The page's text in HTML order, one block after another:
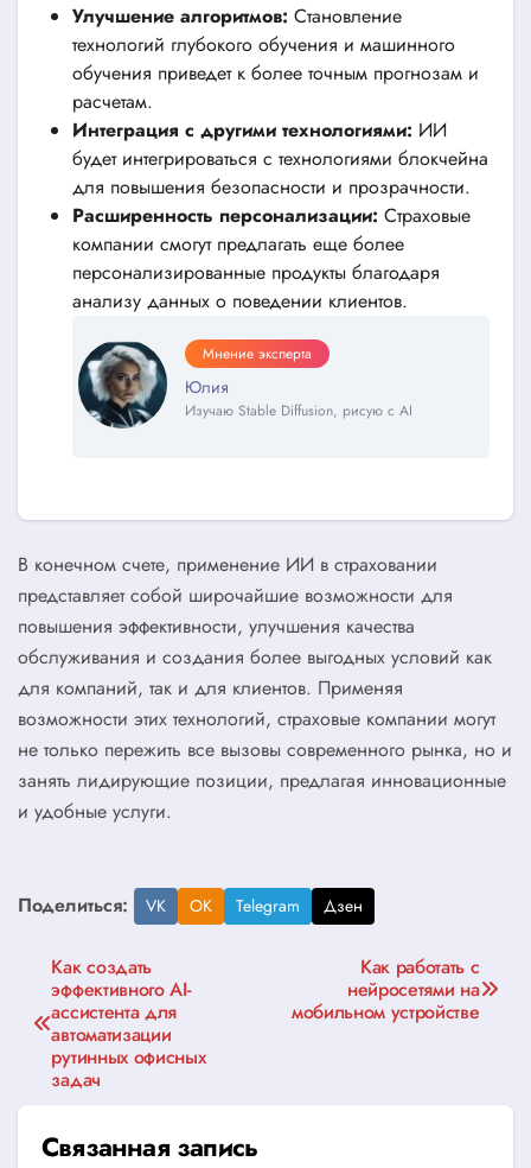
Улучшение алгоритмов: Становление
технологий глубокого обучения и машинного
обучения приведет к более точным прогнозам и
расчетам.
Интеграция с другими технологиями: ИИ
будет интегрироваться с технологиями блокчейна
для повышения безопасности и прозрачности.
Расширенность персонализации: Страховые
компании смогут предлагать еще более
персонализированные продукты благодаря
анализу данных о поведении клиентов.
Мнение эксперта
Юлия
Изучаю Stable Diffusion, рисую с AI
В конечном счете, применение ИИ в страховании
представляет собой широчайшие возможности для
повышения эффективности, улучшения качества
обслуживания и создания более выгодных условий как
для компаний, так и для клиентов. Применяя
возможности этих технологий, страховые компании могут
не только пережить все вызовы современного рынка, но и
занять лидирующие позиции, предлагая инновационные
и удобные услуги.
Поделиться: VK OK Telegram Дзен
Навигация
записям
Как создать
эффективного AI-
ассистента для
автоматизации
рутинных офисных
задач
Как работать с
нейросетями на
мобильном устройстве
Связанная запись